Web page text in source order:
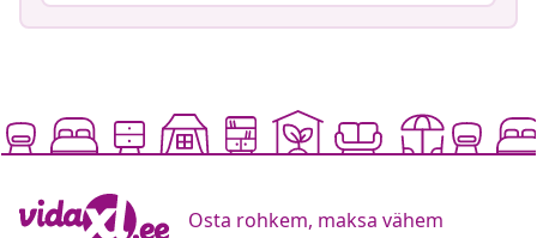
Osta rohkem, maksa vähem